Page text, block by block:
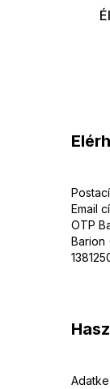
Email
OTP
Barion